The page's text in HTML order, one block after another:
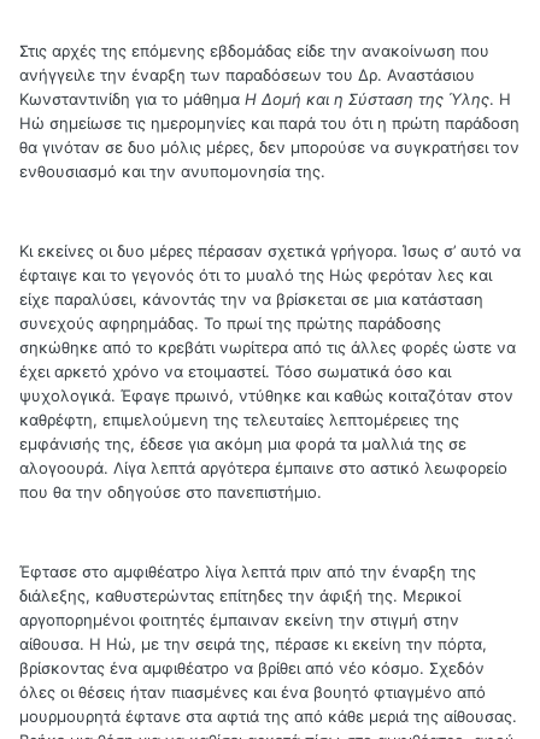
Στις αρχές της επόμενης εβδομάδας είδε την ανακοίνωση που
ανήγγειλε την έναρξη των παραδόσεων του Δρ. Αναστάσιου
Κωνσταντινίδη για το μάθημα Η Δομή και η Σύσταση της Ύλης. Η
Ηώ σημείωσε τις ημερομηνίες και παρά του ότι η πρώτη παράδοση
θα γινόταν σε δυο μόλις μέρες, δεν μπορούσε να συγκρατήσει τον
ενθουσιασμό και την ανυπομονησία της.
Κι εκείνες οι δυο μέρες πέρασαν σχετικά γρήγορα. Ίσως σ’ αυτό να
έφταιγε και το γεγονός ότι το μυαλό της Ηώς φερόταν λες και
είχε παραλύσει, κάνοντάς την να βρίσκεται σε μια κατάσταση
συνεχούς αφηρημάδας. Το πρωί της πρώτης παράδοσης
σηκώθηκε από το κρεβάτι νωρίτερα από τις άλλες φορές ώστε να
έχει αρκετό χρόνο να ετοιμαστεί. Τόσο σωματικά όσο και
ψυχολογικά. Έφαγε πρωινό, ντύθηκε και καθώς κοιταζόταν στον
καθρέφτη, επιμελούμενη της τελευταίες λεπτομέρειες της
εμφάνισής της, έδεσε για ακόμη μια φορά τα μαλλιά της σε
αλογοουρά. Λίγα λεπτά αργότερα έμπαινε στο αστικό λεωφορείο
που θα την οδηγούσε στο πανεπιστήμιο.
Έφτασε στο αμφιθέατρο λίγα λεπτά πριν από την έναρξη της
διάλεξης, καθυστερώντας επίτηδες την άφιξή της. Μερικοί
αργοπορημένοι φοιτητές έμπαιναν εκείνη την στιγμή στην
αίθουσα. Η Ηώ, με την σειρά της, πέρασε κι εκείνη την πόρτα,
βρίσκοντας ένα αμφιθέατρο να βρίθει από νέο κόσμο. Σχεδόν
όλες οι θέσεις ήταν πιασμένες και ένα βουητό φτιαγμένο από
μουρμουρητά έφτανε στα αφτιά της από κάθε μεριά της αίθουσας.